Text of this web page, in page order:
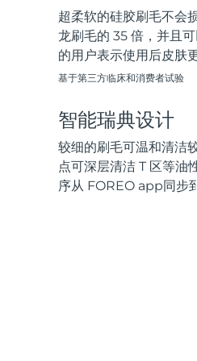
超柔软的硅胶刷毛不会
龙刷毛的 35 倍，并且
的用户表示使用后皮肤
基于第三方临床和消费者试验
智能瑞典设计
较细的刷毛可温和清洁
点可深层清洁 T 区等油
序从 FOREO app同步